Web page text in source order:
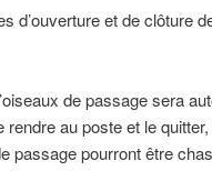
d’ouverture et de clôture
de passage sera
au poste et le
passage pourront être